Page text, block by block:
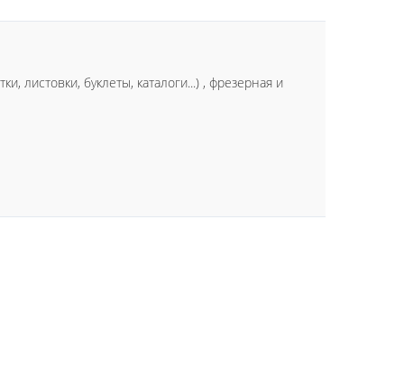
листовки, буклеты, каталоги...) , фрезерная и